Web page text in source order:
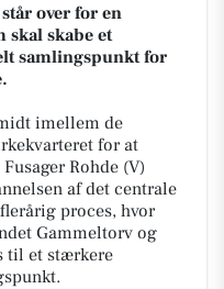
over for en
skal skabe et
samlingspunkt for
imellem de
for at
Rohde (V)
af det centrale
proces, hvor
Gammeltorv og
til et stærkere